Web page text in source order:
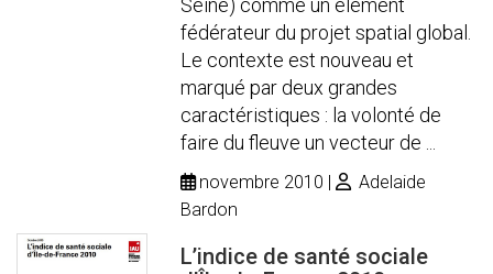
Seine) comme un élément
fédérateur du projet spatial global.
Le contexte est nouveau et
marqué par deux grandes
caractéristiques : la volonté de
faire du fleuve un vecteur de ...
novembre 2010
Adelaide
Bardon
L’indice de santé sociale